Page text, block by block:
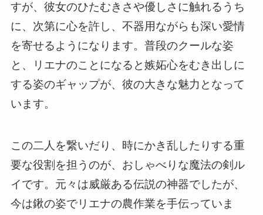
すが、彼女のひたむきさや優しさに触れるうち
に、次第に心を許し、不器用ながらも深い愛情
を寄せるようになります。普段のクールな姿
と、リエナのことになると嫉妬心をむき出しに
する姿のギャップが、彼の大きな魅力となって
います。
この二人を繋いだり、時にかき乱したりする重
要な役割を担うのが、おしゃべりな魔法の剣ル
イです。元々は威厳ある伝説の神器でしたが、
今は鍬の姿でリエナの農作業を手伝っていま